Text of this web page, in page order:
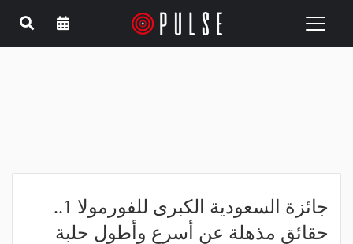
Toggle
جائزة السعودية الكبرى للفورمولا 1..
حقائق مذهلة عن أسرع وأطول حلبة